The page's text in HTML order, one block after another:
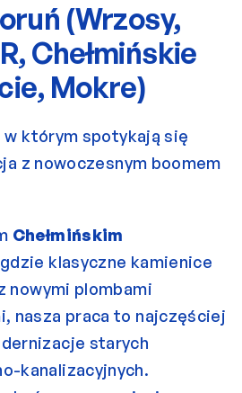
(Wrzosy,
Chełmińskie
Mokre)
w którym spotykają się
z nowoczesnym boomem
Chełmińskim
klasyczne kamienice
nowymi plombami
nasza praca to najczęściej
starych
kanalizacyjnych.